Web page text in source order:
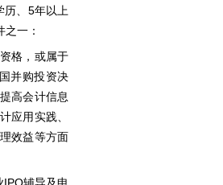
历、5年以上
一：
格，或属于
并购投资决
高会计信息
应用实践、
效益等方面